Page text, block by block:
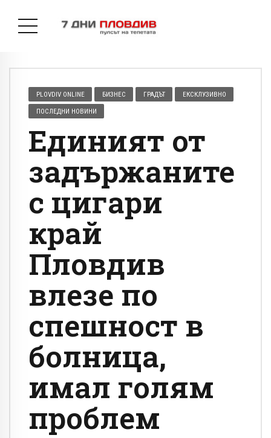
PLOVDIV ONLINE БИЗНЕС ГРАДЪТ ЕКСКЛУЗИВНО
ПОСЛЕДНИ НОВИНИ
Единият от
задържаните
с цигари
край
Пловдив
влезе по
спешност в
болница,
имал голям
проблем